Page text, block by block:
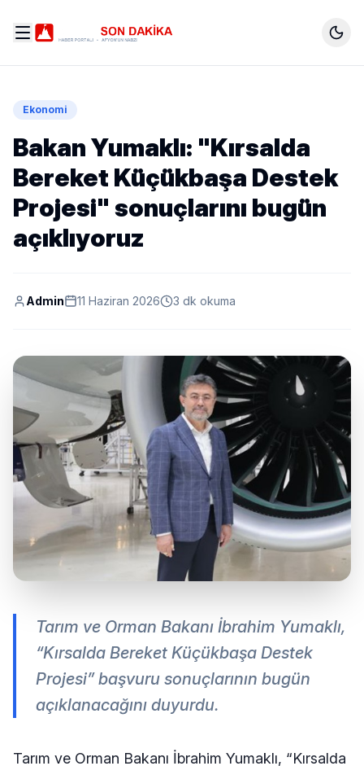
Ekonomi
Bakan Yumaklı: "Kırsalda
Bereket Küçükbaşa Destek
Projesi" sonuçlarını bugün
açıklıyoruz
Admin 11 Haziran 2026 3 dk okuma
Tarım ve Orman Bakanı İbrahim Yumaklı,
“Kırsalda Bereket Küçükbaşa Destek
Projesi” başvuru sonuçlarının bugün
açıklanacağını duyurdu.
Tarım ve Orman Bakanı İbrahim Yumaklı, “Kırsalda